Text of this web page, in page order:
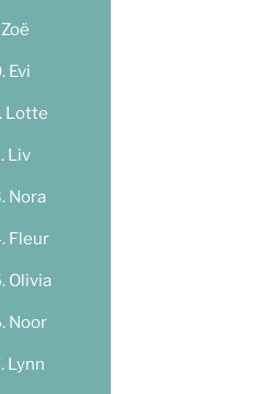
Zoë
Evi
Lotte
Liv
Nora
Fleur
Olivia
Noor
Lynn